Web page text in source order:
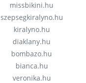
missbikini.hu
szepsegkiralyno.hu
kiralyno.hu
diaklany.hu
bombazo.hu
bianca.hu
veronika.hu